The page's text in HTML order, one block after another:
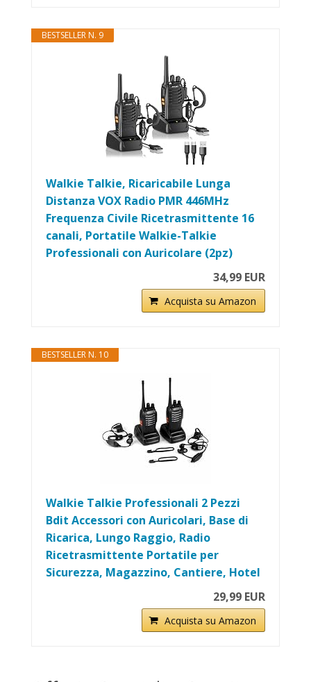
BESTSELLER N. 9
Walkie Talkie, Ricaricabile Lunga
Distanza VOX Radio PMR 446MHz
Frequenza Civile Ricetrasmittente 16
canali, Portatile Walkie-Talkie
Professionali con Auricolare (2pz)
34,99 EUR
Acquista su Amazon
BESTSELLER N. 10
Walkie Talkie Professionali 2 Pezzi
Bdit Accessori con Auricolari, Base di
Ricarica, Lungo Raggio, Radio
Ricetrasmittente Portatile per
Sicurezza, Magazzino, Cantiere, Hotel
29,99 EUR
Acquista su Amazon